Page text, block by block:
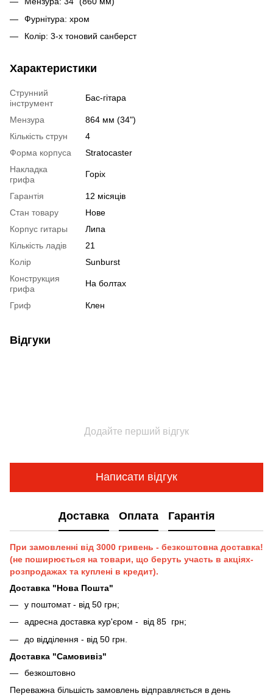
Фурнітура: хром
Колір: 3-х тоновий санберст
Характеристики
Струнний
інструмент
Бас-гітара
Мензура
864 мм (34")
Кількість струн
4
Форма корпуса
Stratocaster
Накладка
грифа
Горіх
Гарантія
12 місяців
Стан товару
Нове
Корпус гитары
Липа
Кількість ладів
21
Колір
Sunburst
Конструкция
грифа
На болтах
Гриф Клен
Відгуки
Додайте перший відгук
Написати відгук
Доставка Оплата Гарантія
При замовленні від 3000 гривень - безкоштовна доставка!
(не поширюється на товари, що беруть участь в акціях-
розпродажах та куплені в кредит).
Доставка "Нова Пошта"
у поштомат - від 50 грн;
адресна доставка кур'єром - від 85 грн;
до відділення - від 50 грн.
Доставка "Самовивіз"
безкоштовно
Переважна більшість замовлень відправляється в день